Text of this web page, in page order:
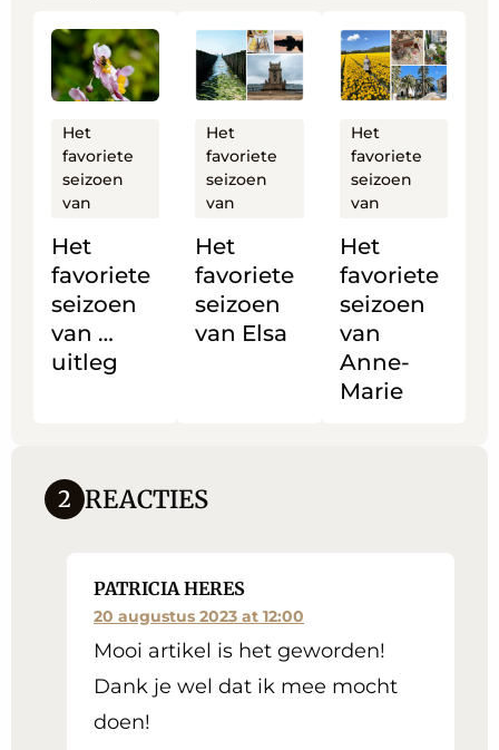
Het
favoriete
seizoen
van …
uitleg
Het
favoriete
seizoen
van
Lees
meer
over
Het
favoriete
seizoen
…
uitleg
Het
favoriete
seizoen
van Elsa
Het
favoriete
seizoen
van
Lees
meer
over
Het
favoriete
seizoen
Elsa
Het
favoriete
seizoen
van
Anne-
Marie
Het
favoriete
seizoen
van
Lees
meer
over
Het
favoriete
seizoen
Anne-
Marie
2 REACTIES
PATRICIA HERES
20 augustus 2023 at 12:00
Mooi artikel is het geworden!
Dank je wel dat ik mee mocht
doen!